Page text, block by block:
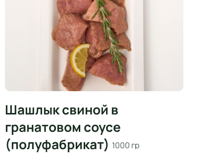
Шашлык свиной в
гранатовом соусе
(полуфабрикат) 1000 гр